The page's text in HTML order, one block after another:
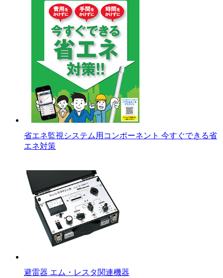
省エネ監視システム用コンポーネント 今すぐできる省
エネ対策
避雷器 エム・レスタ関連機器